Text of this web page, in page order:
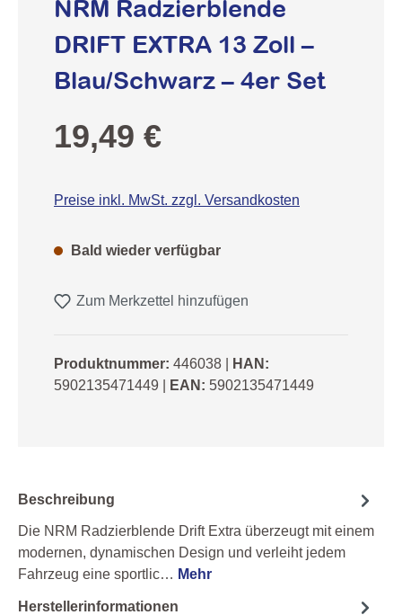
NRM Radzierblende
DRIFT EXTRA 13 Zoll –
Blau/Schwarz – 4er Set
Regulärer Preis:
19,49 €
Preise inkl. MwSt. zzgl. Versandkosten
Bald wieder verfügbar
Zum Merkzettel hinzufügen
Produktnummer: 446038
HAN:
5902135471449
EAN: 5902135471449
Beschreibung
Die NRM Radzierblende Drift Extra überzeugt mit einem
modernen, dynamischen Design und verleiht jedem
Fahrzeug eine sportlic… Mehr
Herstellerinformationen